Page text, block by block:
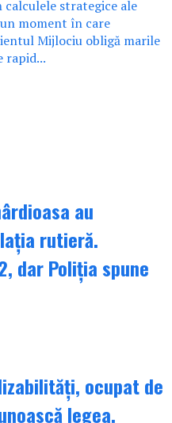
calculele strategice ale
moment în care
Mijlociu obligă marile
rapid...
au
rutieră.
dar Poliția spune
ocupat de
legea.